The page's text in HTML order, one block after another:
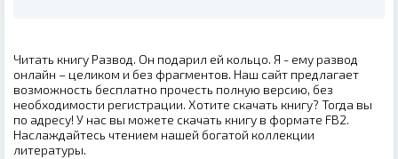
Читать книгу Развод. Он подарил ей кольцо. Я - ему развод
онлайн – целиком и без фрагментов. Наш сайт предлагает
возможность бесплатно прочесть полную версию, без
необходимости регистрации. Хотите скачать книгу? Тогда вы
по адресу! У нас вы можете скачать книгу в формате FB2.
Наслаждайтесь чтением нашей богатой коллекции
литературы.